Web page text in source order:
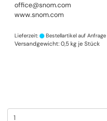
office@snom.com
www.snom.com
Lieferzeit: Bestellartikel auf Anfrage
Versandgewicht:0,5kg je Stück